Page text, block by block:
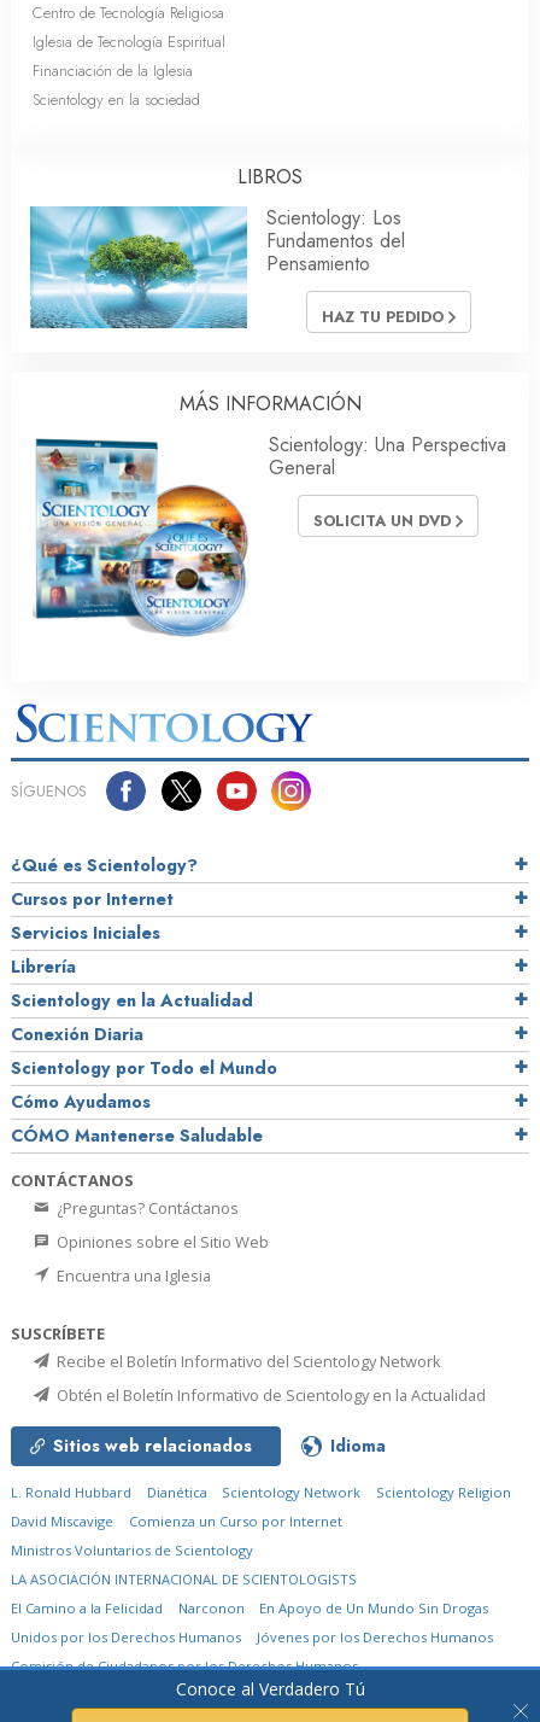
Centro de Tecnología Religiosa
Iglesia de Tecnología Espiritual
Financiación de la Iglesia
Scientology en la sociedad
LIBROS
Scientology: Los
Fundamentos del
Pensamiento
HAZ TU PEDIDO
MÁS INFORMACIÓN
Scientology: Una Perspectiva
General
SOLICITA UN DVD
Conoce al Verdadero Tú
SÍGUENOS
¿Qué es Scientology?
Cursos por Internet
Servicios Iniciales
Librería
Scientology en la Actualidad
Conexión Diaria
Scientology por Todo el Mundo
Cómo Ayudamos
CÓMO Mantenerse Saludable
CONTÁCTANOS
¿Preguntas? Contáctanos
Opiniones sobre el Sitio Web
Encuentra una Iglesia
SUSCRÍBETE
Recibe el Boletín Informativo del Scientology Network
Obtén el Boletín Informativo de Scientology en la Actualidad
Sitios web relacionados Idioma
L. Ronald Hubbard Dianética Scientology Network
Scientology Religion
David Miscavige
Comienza un Curso por Internet
Ministros Voluntarios de Scientology
LA ASOCIACIÓN INTERNACIONAL DE SCIENTOLOGISTS
El Camino a la Felicidad
Narconon
En Apoyo de Un Mundo Sin Drogas
Unidos por los Derechos Humanos
Jóvenes por los Derechos Humanos
Comisión de Ciudadanos por los Derechos Humanos
Church of Scientology International.Todos los derechos reservados.